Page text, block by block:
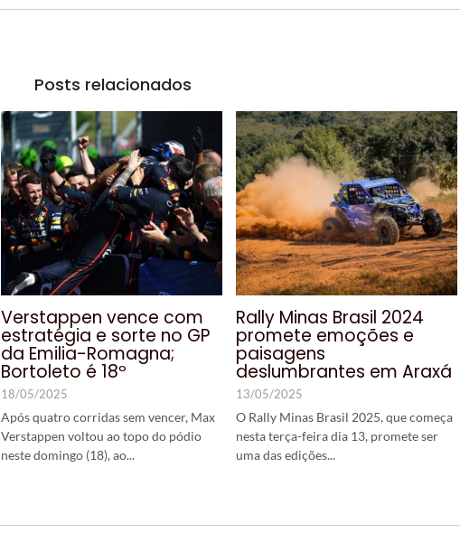
Posts relacionados
Verstappen vence com
estratégia e sorte no GP
da Emilia-Romagna;
Bortoleto é 18º
18/05/2025
Após quatro corridas sem vencer, Max
Verstappen voltou ao topo do pódio
neste domingo (18), ao...
Rally Minas Brasil 2024
promete emoções e
paisagens
deslumbrantes em Araxá
13/05/2025
O Rally Minas Brasil 2025, que começa
nesta terça-feira dia 13, promete ser
uma das edições...